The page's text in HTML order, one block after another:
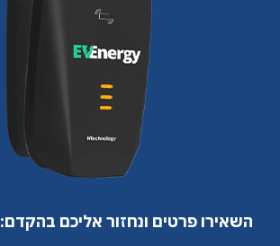
השאירו פרטים ונחזור אליכם בהקדם: